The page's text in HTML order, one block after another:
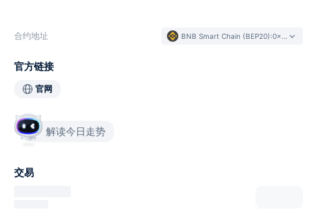
合约地址 BNB Smart Chain (BEP20):0x444d...adee0f
官方链接
官网
解读今日走势
交易